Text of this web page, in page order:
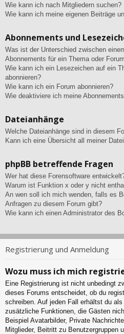
Wie kann ich nach Mitgliedern suchen?
Wie kann ich meine eigenen Beiträge
Abonnements und
Was ist der Unterschied zwischen
Abonnements für ein Thema oder
Wie kann ich ein Lesezeichen auf ein
abonnieren?
Wie kann ich ein Forum abonnieren?
Wie deaktiviere ich meine
Dateianhänge
Welche Dateianhänge sind in diesem
Kann ich eine Übersicht all meiner
phpBB betreffende Fragen
Wer hat diese Forensoftware
Warum ist Funktion x oder y nicht
An wen soll ich mich wenden, falls es
Anfragen zu diesem Forum gibt?
Wie kann ich einen Administrator des
Registrierung und Anmeldung
Wozu muss ich mich
Eine Registrierung ist nicht unbedingt
dieses Forums entscheidet, ob du
schreiben. Auf jeden Fall erhältst du
zusätzliche Funktionen, die Gästen
Beispiel Avatarbilder, Private
Mitglieder, Beitritt zu Benutzergruppen